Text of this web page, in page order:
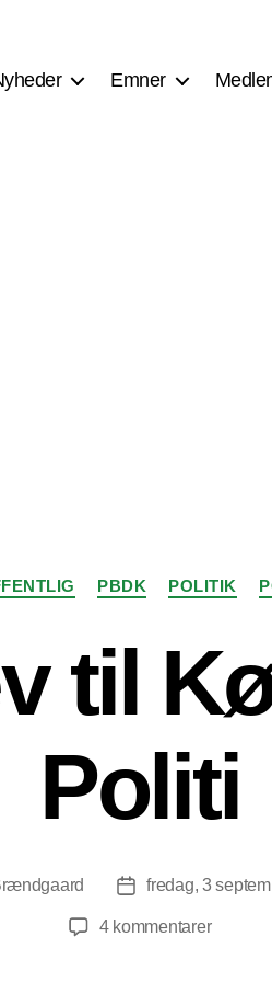
Emner
Kategorier
PBDK POLITIK
til
Politi
Indlægsdato
fredag, 3
4 kommentarertil